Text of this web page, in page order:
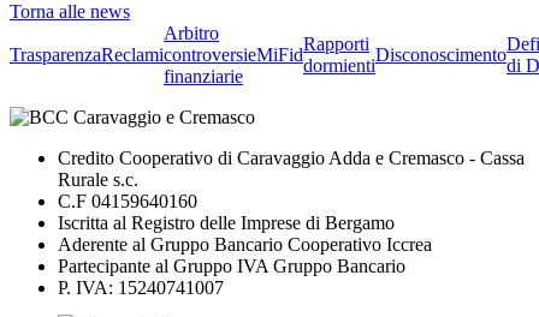
Torna alle news
TrasparenzaReclami
Arbitro
controversie
finanziarie
MiFid
Rapporti
dormienti
Disconoscimento
di
Credito Cooperativo di Caravaggio Adda e Cremasco - Cassa
Rurale s.c.
C.F 04159640160
Iscritta al Registro delle Imprese di Bergamo
Aderente al Gruppo Bancario Cooperativo Iccrea
Partecipante al Gruppo IVA Gruppo Bancario
P. IVA: 15240741007